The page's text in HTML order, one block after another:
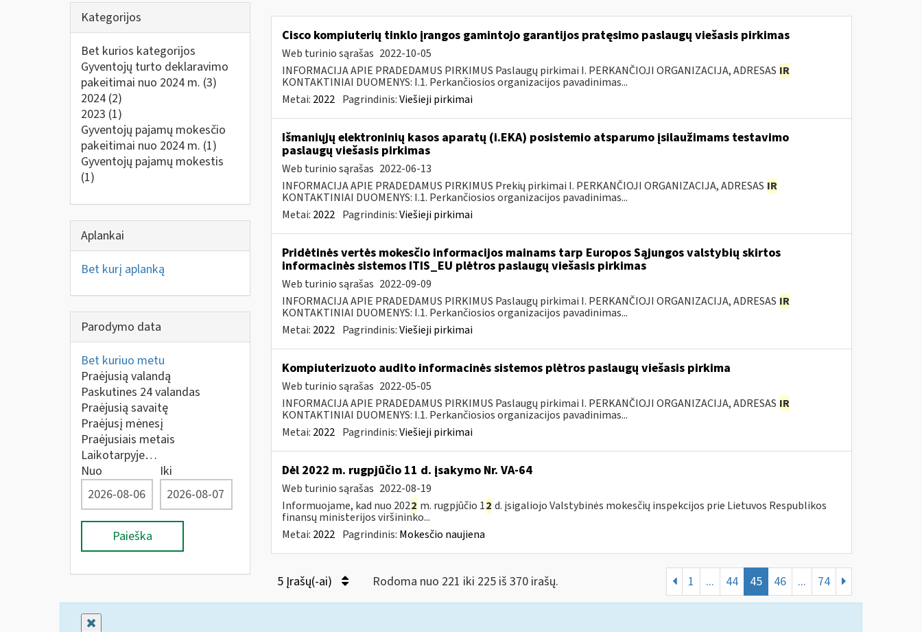
Kategorijos
Bet kurios kategorijos
Gyventojų turto deklaravimo
pakeitimai nuo 2024 m. (3)
2024 (2)
2023 (1)
Gyventojų pajamų mokesčio
pakeitimai nuo 2024 m. (1)
Gyventojų pajamų mokestis
(1)
Aplankai
Bet kurį aplanką
Parodymo data
Bet kuriuo metu
Praėjusią valandą
Paskutines 24 valandas
Praėjusią savaitę
Praėjusį mėnesį
Praėjusiais metais
Laikotarpyje…
Nuo
Iki
Paieška
Cisco kompiuterių tinklo įrangos gamintojo garantijos pratęsimo paslaugų viešasis pirkimas
Web turinio sąrašas 2022-10-05
INFORMACIJA APIE PRADEDAMUS PIRKIMUS Paslaugų pirkimai I. PERKANČIOJI ORGANIZACIJA, ADRESAS IR
KONTAKTINIAI DUOMENYS: I.1. Perkančiosios organizacijos pavadinimas...
Metai: 2022 Pagrindinis:Viešieji pirkimai
Išmaniųjų elektroninių kasos aparatų (i.EKA) posistemio atsparumo įsilaužimams testavimo
paslaugų viešasis pirkimas
Web turinio sąrašas 2022-06-13
INFORMACIJA APIE PRADEDAMUS PIRKIMUS Prekių pirkimai I. PERKANČIOJI ORGANIZACIJA, ADRESAS IR
KONTAKTINIAI DUOMENYS: I.1. Perkančiosios organizacijos pavadinimas...
Metai: 2022 Pagrindinis:Viešieji pirkimai
Pridėtinės vertės mokesčio informacijos mainams tarp Europos Sąjungos valstybių skirtos
informacinės sistemos ITIS_EU plėtros paslaugų viešasis pirkimas
Web turinio sąrašas 2022-09-09
INFORMACIJA APIE PRADEDAMUS PIRKIMUS Paslaugų pirkimai I. PERKANČIOJI ORGANIZACIJA, ADRESAS IR
KONTAKTINIAI DUOMENYS: I.1. Perkančiosios organizacijos pavadinimas...
Metai: 2022 Pagrindinis:Viešieji pirkimai
Kompiuterizuoto audito informacinės sistemos plėtros paslaugų viešasis pirkima
Web turinio sąrašas 2022-05-05
INFORMACIJA APIE PRADEDAMUS PIRKIMUS Paslaugų pirkimai I. PERKANČIOJI ORGANIZACIJA, ADRESAS IR
KONTAKTINIAI DUOMENYS: I.1. Perkančiosios organizacijos pavadinimas...
Metai: 2022 Pagrindinis:Viešieji pirkimai
Dėl 2022 m. rugpjūčio 11 d. įsakymo Nr. VA-64
Web turinio sąrašas 2022-08-19
Informuojame, kad nuo 2022 m. rugpjūčio 12 d. įsigaliojo Valstybinės mokesčių inspekcijos prie Lietuvos Respublikos
finansų ministerijos viršininko...
Metai: 2022 Pagrindinis: Mokesčio naujiena
5 Įrašų(-ai) Rodoma nuo 221 iki 225 iš 370 irašų. 1 ... 44 45 46 ... 74